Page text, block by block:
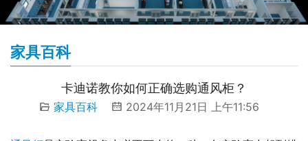
家具百科
卡迪诺教你如何正确选购通风柜？
家具百科 2024年11月21日 上午11:56